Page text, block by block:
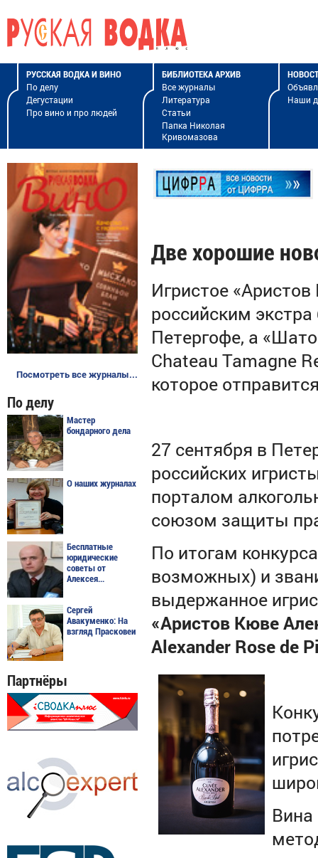
РУССКАЯ ВОДКА И ВИНО
По делу
Дегустации
Про вино и про людей
БИБЛИОТЕКА АРХИВ
Все журналы
Литература
Статьи
Папка Николая
Кривомазова
Наши
Посмотреть все журналы...
По делу
Мастер
бондарного дела
О наших журналах
Бесплатные
юридические
советы от
Алексея...
Сергей
Авакуменко: На
взгляд Прасковеи
Партнёры
Две хорошие
Игристое
российским
Петергофе, а
Chateau Tamagne
которое
27 сентября в
российских
порталом
союзом защиты
По итогам
возможных) и
выдержанное
«Аристов Кюве
Alexander Rose de
Вина